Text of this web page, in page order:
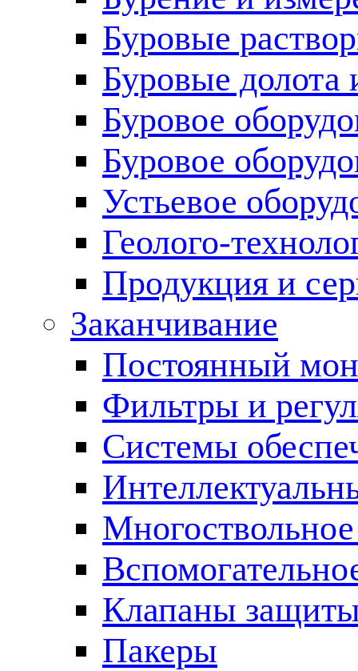
Буровые
Буровые долота
Буровое
Буровое
Устьевое
Геолого-
Продукция и
Заканчивание
Постоянный
Фильтры и
Cистемы
Клапаны
Пакеры